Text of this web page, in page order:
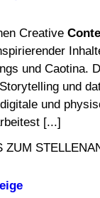
Creative
und Caotina.
und
und
[...]
ZUM